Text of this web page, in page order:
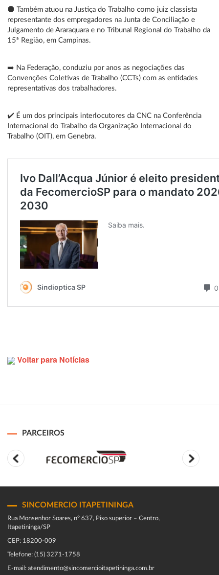
⚫ Também atuou na Justiça do Trabalho como juiz classista
representante dos empregadores na Junta de Conciliação e
Julgamento de Araraquara e no Tribunal Regional do Trabalho da
15ª Região, em Campinas.
➡️ Na Federação, conduziu por anos as negociações das
Convenções Coletivas de Trabalho (CCTs) com as entidades
representativas dos trabalhadores.
✔️ É um dos principais interlocutores da CNC na Conferência
Internacional do Trabalho da Organização Internacional do
Trabalho (OIT), em Genebra.
Voltar para Notícias
PARCEIROS
SINCOMERCIO ITAPETININGA
Rua Monsenhor Soares, nº 637, Piso superior – Centro,
Itapetininga/SP
CEP: 18200-009
Telefone: (15) 3271-1758
E-mail: atendimento@sincomercioitapetininga.com.br